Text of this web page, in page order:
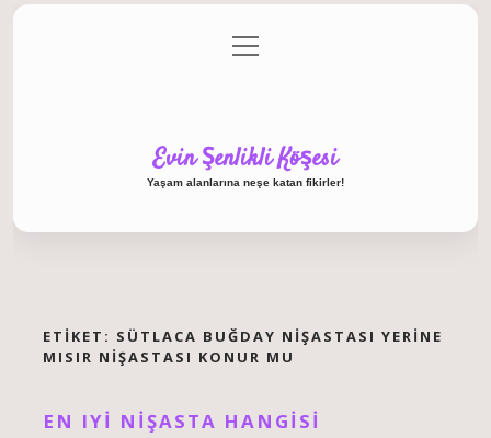
Gizlilik Politikası
menüyü
aç
Evin Şenlikli Köşesi
Yaşam alanlarına neşe katan fikirler!
ETIKET: SÜTLACA BUĞDAY NIŞASTASI YERINE
MISIR NIŞASTASI KONUR MU
EN IYI NIŞASTA HANGISI